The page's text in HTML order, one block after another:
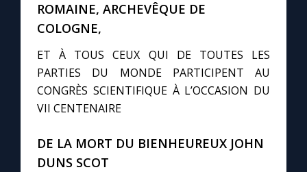
Les premiers samedis du mois
Marie qui défait les nœuds
Me consacrer à Jésus par Marie
Mes intentions de prière
ROMAINE, ARCHEVÊQUE DE
COLOGNE,
ET À TOUS CEUX QUI DE TOUTES LES
PARTIES DU MONDE PARTICIPENT AU
CONGRÈS SCIENTIFIQUE À L’OCCASION DU
VII CENTENAIRE
DE LA MORT DU BIENHEUREUX JOHN
DUNS SCOT